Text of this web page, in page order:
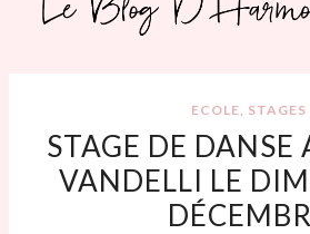
ECOLE STAGES
STAGE DE DANSE
VANDELLI LE